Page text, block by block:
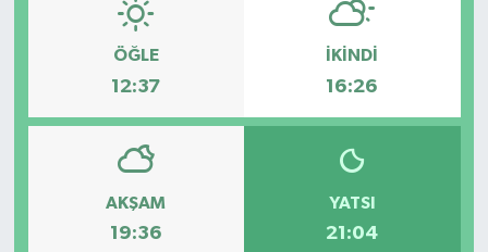
ÖĞLE
12:37
İKINDI
16:26
AKŞAM
19:36
YATSI
21:04